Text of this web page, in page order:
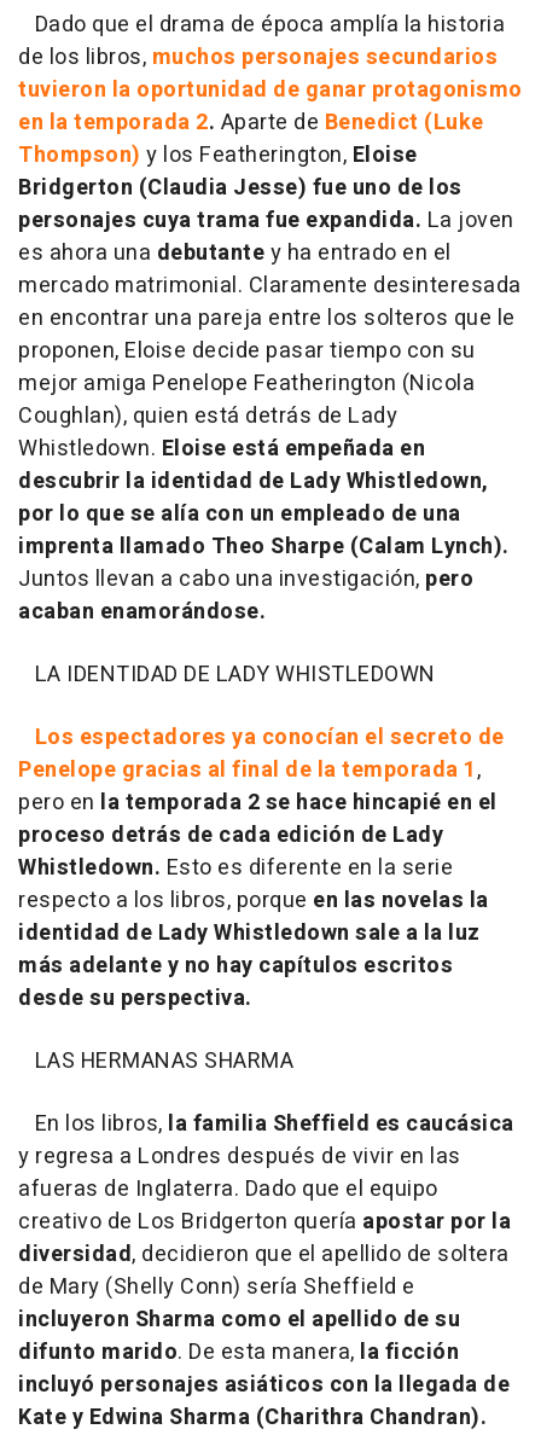
Dado que el drama de época amplía la historia
de los libros, muchos personajes secundarios
tuvieron la oportunidad de ganar protagonismo
en la temporada 2. Aparte de Benedict (Luke
Thompson) y los Featherington, Eloise
Bridgerton (Claudia Jesse) fue uno de los
personajes cuya trama fue expandida. La joven
es ahora una debutantey ha entrado en el
mercado matrimonial. Claramente desinteresada
en encontrar una pareja entre los solteros que le
proponen, Eloise decide pasar tiempo con su
mejor amiga Penelope Featherington (Nicola
Coughlan), quien está detrás de Lady
Whistledown. Eloise está empeñada en
descubrir la identidad de Lady Whistledown,
por lo que se alía con un empleado de una
imprenta llamado Theo Sharpe (Calam Lynch).
Juntos llevan a cabo una investigación, pero
acaban enamorándose.
LA IDENTIDAD DE LADY WHISTLEDOWN
Los espectadores ya conocían el secreto de
Penelope gracias al final de la temporada 1,
pero en la temporada 2 se hace hincapié en el
proceso detrás de cada edición de Lady
Whistledown. Esto es diferente en la serie
respecto a los libros, porque en las novelas la
identidad de Lady Whistledown sale a la luz
más adelante y no hay capítulos escritos
desde su perspectiva.
LAS HERMANAS SHARMA
En los libros, la familia Sheffield es caucásica
y regresa a Londres después de vivir en las
afueras de Inglaterra. Dado que el equipo
creativo de Los Bridgerton quería apostar por la
diversidad, decidieron que el apellido de soltera
de Mary (Shelly Conn) sería Sheffield e
incluyeron Sharma como el apellido de su
difunto marido. De esta manera, la ficción
incluyó personajes asiáticos con la llegada de
Kate y Edwina Sharma (Charithra Chandran).